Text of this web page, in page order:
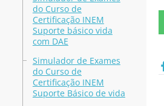
do Curso de
Certificação INEM
Suporte básico vida
com DAE
Simulador de Exames
do Curso de
Certificação INEM
Suporte Básico de vida